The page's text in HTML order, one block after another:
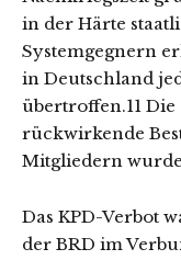
in der Härte
Systemgegnern
in Deutschland
übertroffen.11
rückwirkende
Mitgliedern wurde
Das KPD-Verbot
der BRD im